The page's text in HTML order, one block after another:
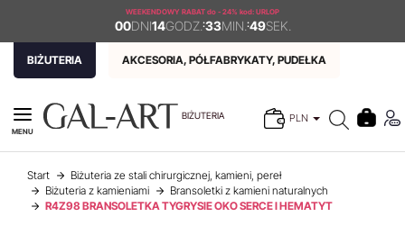
WEEKENDOWY RABAT do - 24% kod: URLOP
00DNI14GODZ. :33MIN. :49SEK.
BIŻUTERIA AKCESORIA, PÓŁFABRYKATY, PUDEŁKA
BIŻUTERIA PLN
MENU
Start
Biżuteria ze stali chirurgicznej, kamieni, pereł
Biżuteria z kamieniami
Bransoletki z kamieni naturalnych
R4Z98 BRANSOLETKA TYGRYSIE OKO SERCE I HEMATYT